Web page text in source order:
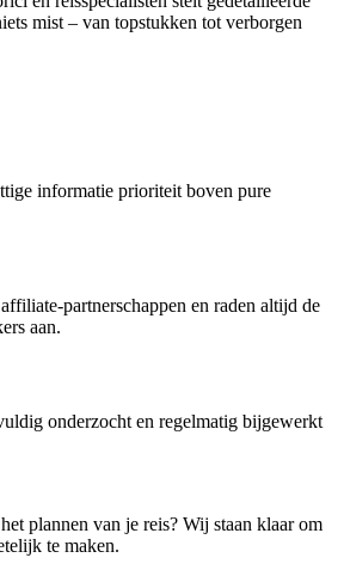
mist – van topstukken tot verborgen
informatie prioriteit boven pure
partnerschappen en raden altijd de
aan.
onderzocht en regelmatig bijgewerkt
plannen van je reis? Wij staan klaar om
te maken.